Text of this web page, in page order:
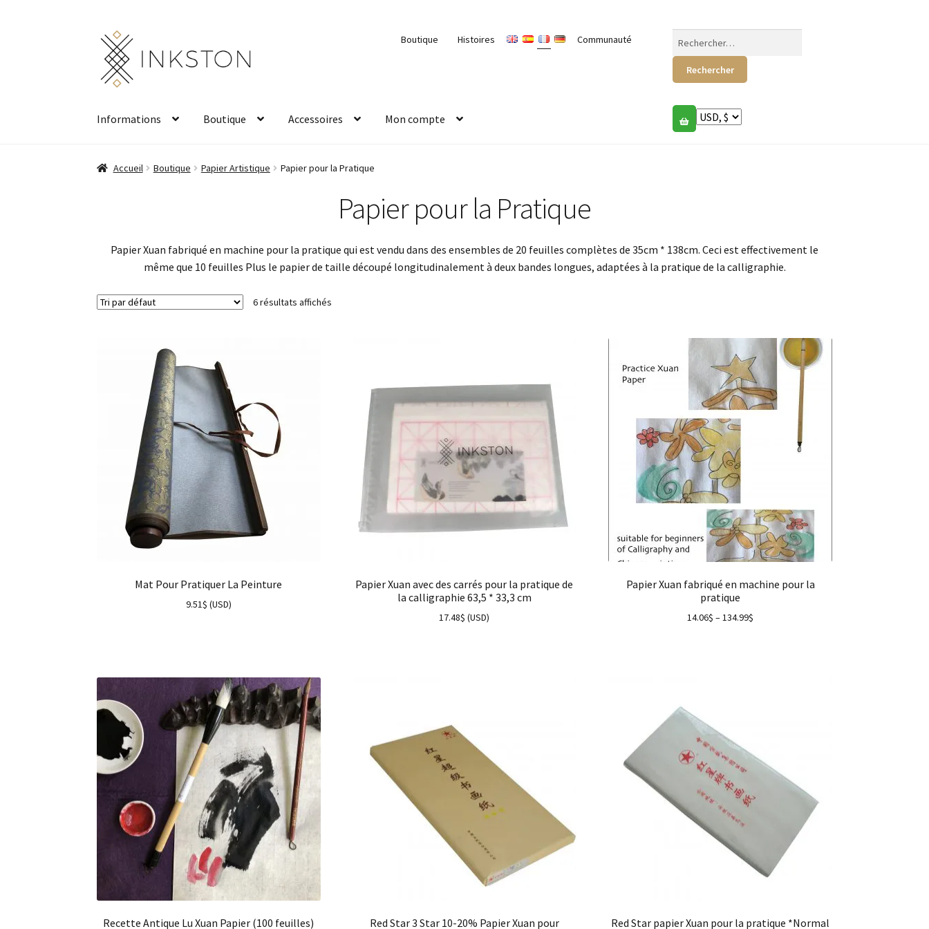
Aller
la
navigation
Aller
au
contenu
Boutique Histoires Communauté
Informations Boutique Accessoires Mon compte
Accueil Boutique Papier Artistique Papier pour la Pratique
Papier pour la Pratique
Papier Xuan fabriqué en machine pour la pratique qui est vendu dans des ensembles de 20 feuilles complètes de 35cm * 138cm. Ceci est effectivement le
même que 10 feuilles Plus le papier de taille découpé longitudinalement à deux bandes longues, adaptées à la pratique de la calligraphie.
6 résultats affichés
Mat Pour Pratiquer La Peinture
9.51$ (USD)
Papier Xuan avec des carrés pour la pratique de
la calligraphie 63,5 * 33,3 cm
17.48$ (USD)
Papier Xuan fabriqué en machine pour la
pratique
14.06$ –134.99$
Recette Antique Lu Xuan Papier (100 feuilles)
Red Star 3 Star 10-20% Papier Xuan pour
Red Star papier Xuan pour la pratique *Normal